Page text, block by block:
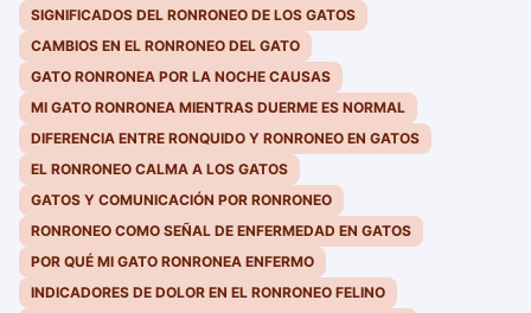
SIGNIFICADOS DEL RONRONEO DE LOS GATOS
CAMBIOS EN EL RONRONEO DEL GATO
GATO RONRONEA POR LA NOCHE CAUSAS
MI GATO RONRONEA MIENTRAS DUERME ES NORMAL
DIFERENCIA ENTRE RONQUIDO Y RONRONEO EN GATOS
EL RONRONEO CALMA A LOS GATOS
GATOS Y COMUNICACIÓN POR RONRONEO
RONRONEO COMO SEÑAL DE ENFERMEDAD EN GATOS
POR QUÉ MI GATO RONRONEA ENFERMO
INDICADORES DE DOLOR EN EL RONRONEO FELINO